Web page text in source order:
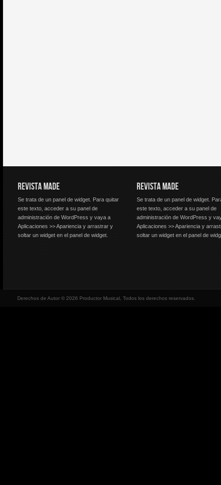
REVISTA MADE
Se trata de un panel de widget. Para quitar
este texto, acceder a su panel de
administración de WordPress y vaya a
Aplicaciones >> Apariencia y arrastrar y
soltar un widget en el panel de widget.
REVISTA MADE
Se trata de un panel de widget.
este texto, acceder a su panel de
administración de WordPress y
Aplicaciones >> Apariencia y
soltar un widget en el panel de
Derechos de Autor © 2026 Productor Musical, Todos los derechos reservados.